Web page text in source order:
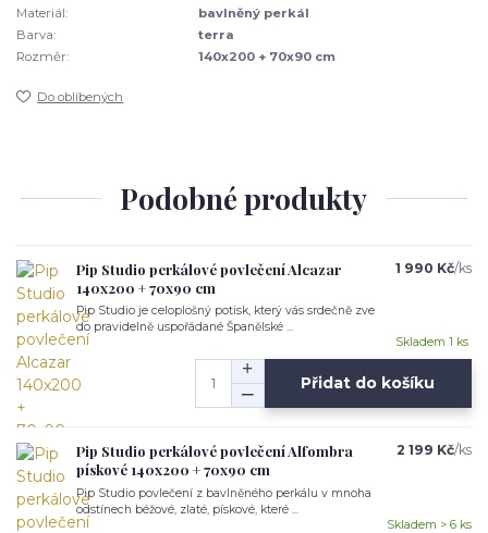
Materiál:
bavlněný perkál
Barva:
terra
Rozměr:
140x200 + 70x90 cm
Do oblíbených
Podobné produkty
Pip Studio perkálové povlečení Alcazar
140x200 + 70x90 cm
Pip Studio je celoplošný potisk, který vás srdečně zve
do pravidelně uspořádané Španělské ...
1 990 Kč/ks
Skladem 1 ks
Přidat do košíku
Pip Studio perkálové povlečení Alfombra
pískové 140x200 + 70x90 cm
Pip Studio povlečení z bavlněného perkálu v mnoha
odstínech béžové, zlaté, pískové, které ...
2 199 Kč/ks
Skladem > 6 ks